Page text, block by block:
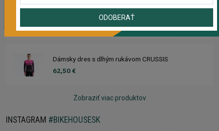
Dres s dlhým rukávom CRUSSIS
Dámsky dres s dlhým rukávom CRUSSIS
62,50 €
Zobraziť viac produktov
INSTAGRAM #BIKEHOUSESK
ODOBERAŤ